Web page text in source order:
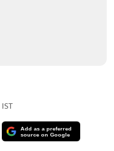
IST
Add as a preferred
source on Google